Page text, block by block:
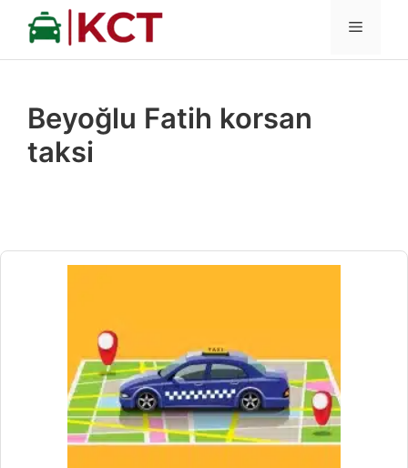
İçeriğe
MENÜ
Beyoğlu Fatih korsan
taksi